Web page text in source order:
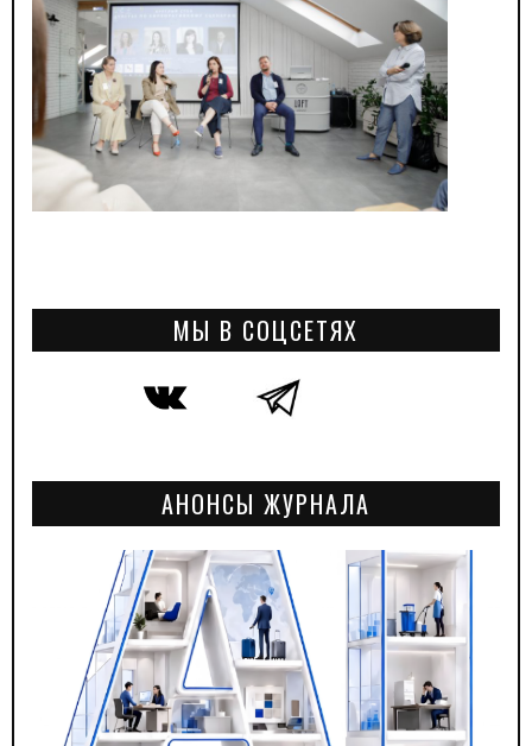
МЫ В СОЦСЕТЯХ
АНОНСЫ ЖУРНАЛА